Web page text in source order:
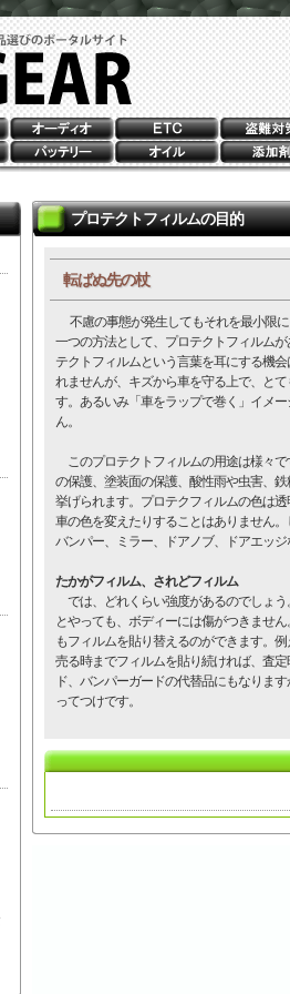
プロテクトフィルムの目的
転ばぬ先の杖
不慮の事態が発生してもそれを最小限
一つの方法として、プロテクトフィルムが
テクトフィルムという言葉を耳にする機
れませんが、キズから車を守る上で、と
す。あるいみ「車をラップで巻く」イメ
ん。
このプロテクトフィルムの用途は様々で
の保護、塗装面の保護、酸性雨や虫害、
挙げられます。プロテクフィルムの色は
車の色を変えたりすることはありません
バンパー、ミラー、ドアノブ、ドアエッジ
たかがフィルム、されどフィルム
では、どれくらい強度があるのでしょ
とやっても、ボディーには傷がつきませ
もフィルムを貼り替えるのができます。
売る時までフィルムを貼り続ければ、査
ド、バンパーガードの代替品にもなりま
ってつけです。